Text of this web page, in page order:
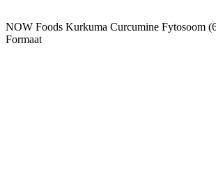
NOW Foods Kurkuma Curcumine Fytosoom
Formaat